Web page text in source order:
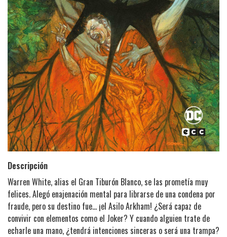
Descripción
Warren White, alias el Gran Tiburón Blanco, se las prometía muy
felices. Alegó enajenación mental para librarse de una condena por
fraude, pero su destino fue... ¡el Asilo Arkham! ¿Será capaz de
convivir con elementos como el Joker? Y cuando alguien trate de
echarle una mano, ¿tendrá intenciones sinceras o será una trampa?